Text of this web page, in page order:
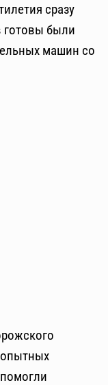
сразу
готовы были
машин со
опытных